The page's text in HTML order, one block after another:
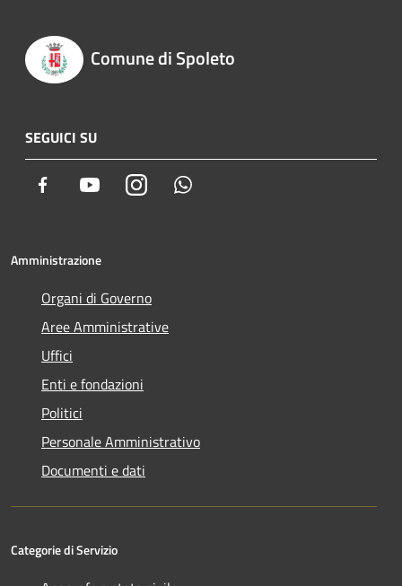
Comune di Spoleto
SEGUICI SU
Facebook YoutubeInstagram
Amministrazione
Organi di Governo
Aree Amministrative
Uffici
Enti e fondazioni
Politici
Personale Amministrativo
Documenti e dati
Categorie di Servizio